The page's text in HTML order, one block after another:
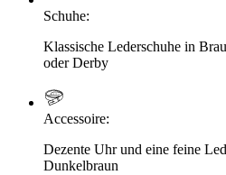
Schuhe:
Klassische Lederschuhe in
oder Derby
Accessoire:
Dezente Uhr und eine feine
Dunkelbraun